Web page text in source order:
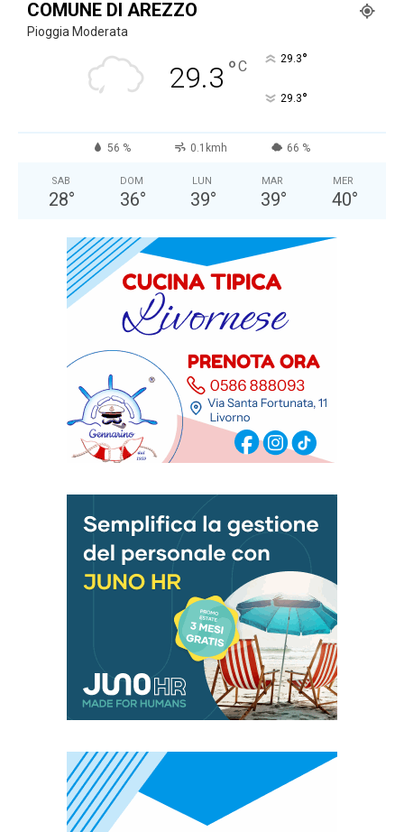
COMUNE DI AREZZO
Pioggia Moderata
29.3 °C 29.3°
29.3°
56 % 0.1kmh 66 %
SAB
28°
DOM
36°
LUN
39°
MAR
39°
MER
40°